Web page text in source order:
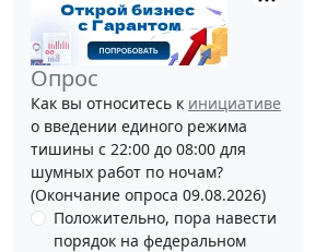
Опрос
Как вы относитесь к инициативе
о введении единого режима
тишины с 22:00 до 08:00 для
шумных работ по ночам?
(Окончание опроса 09.08.2026)
Положительно, пора навести
порядок на федеральном